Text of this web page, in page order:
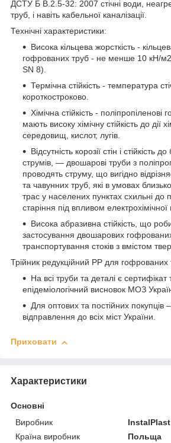
ДСТУ Б В.2.5-32: 2007 стічні води,
труб, і навіть кабельної каналізації.
Технічні характеристики:
Висока кільцева жорсткість -
гофрованих труб - не менше 10 кН/м2
SN 8).
Термічна стійкість - температура
короткостроково.
Хімічна стійкість - поліпропіленові
мають високу хімічну стійкість до дії
середовищ, кислот, лугів.
Відсутність корозії стін і стійкість
струмів, — двошарові труби з
проводять струму, що вигідно
та чавунних труб, які в умовах
трас у населених пунктах схильні до
старіння під впливом електрохімічної
Висока абразивна стійкість, що
застосування двошарових
транспортування стоків з вмістом
Трійник редукційний PP для гофрованих
На всі труби та деталі є сертифікат
епідеміологічний висновок МОЗ
Для оптових та постійних
відправлення до всіх міст України.
Приховати
Характеристики
Основні
Виробник
Країна виробник
Польща